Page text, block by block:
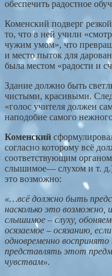
обеспечить радостное
Коменский подверг
то, что в ней учили
чужим умом», что
и место пыток для
была местом «радости и
Здание должно быть
чистыми, красивыми.
«голос учителя должен
наподобие самого
Коменский
согласно которому всё
соответствующим
слышимое— слухом и т.
это возможно:
«…всё должно быть
насколько это возможно,
слышимое – слуху,
осязаемое – осязанию,
одновременно
представлять этот
чувствам».